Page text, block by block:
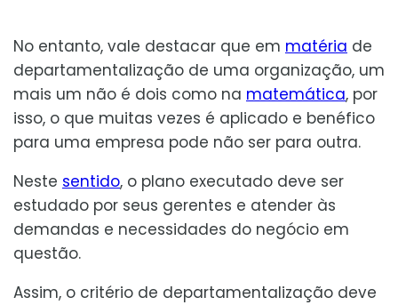
No entanto, vale destacar que em matéria de
departamentalização de uma organização, um
mais um não é dois como na matemática, por
isso, o que muitas vezes é aplicado e benéfico
para uma empresa pode não ser para outra.
Neste sentido, o plano executado deve ser
estudado por seus gerentes e atender às
demandas e necessidades do negócio em
questão.
Assim, o critério de departamentalização deve